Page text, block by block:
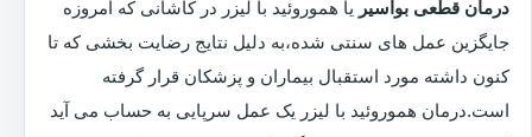
درمان قطعی بواسیر یا هموروئید با لیزر در کاشانی که امروزه
جایگزین عمل های سنتی شده،به دلیل نتایج رضایت بخشی که تا
کنون داشته مورد استقبال بیماران و پزشکان قرار گرفته
است.درمان هموروئید با لیزر یک عمل سرپایی به حساب می آید